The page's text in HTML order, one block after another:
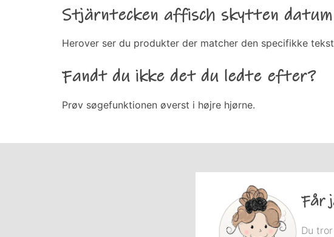
Stjärntecken affisch skytten datum
Herover ser du produkter der matcher den specifikke tekst
Fandt du ikke det du ledte efter?
Prøv søgefunktionen øverst i højre hjørne.
Får
Du